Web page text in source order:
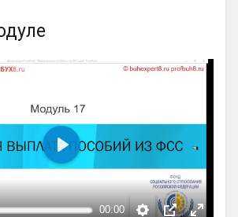
00:00
Воспроизвести